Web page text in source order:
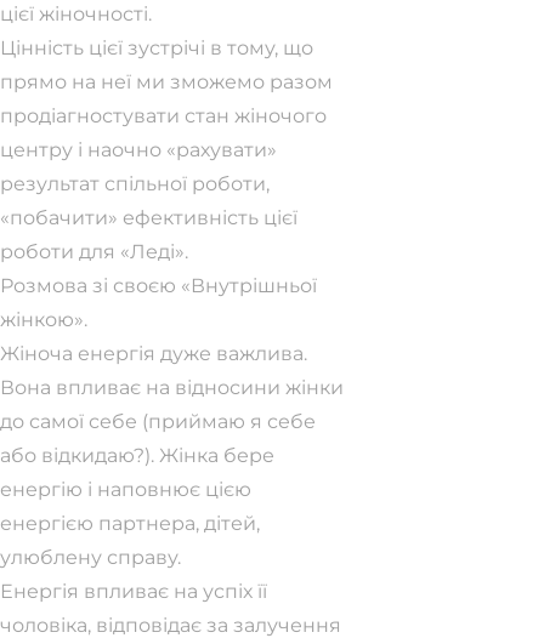
цієї жіночності.
Цінність цієї зустрічі в тому, що
прямо на неї ми зможемо разом
продіагностувати стан жіночого
центру і наочно «рахувати»
результат спільної роботи,
«побачити» ефективність цієї
роботи для «Леді».
Розмова зі своєю «Внутрішньої
жінкою».
Жіноча енергія дуже важлива.
Вона впливає на відносини жінки
до самої себе (приймаю я себе
або відкидаю?). Жінка бере
енергію і наповнює цією
енергією партнера, дітей,
улюблену справу.
Енергія впливає на успіх її
чоловіка, відповідає за залучення